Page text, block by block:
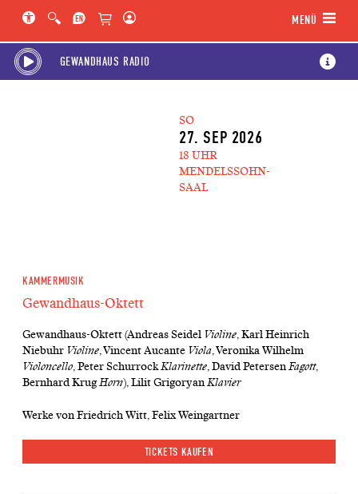
MENÜ
GEWANDHAUS RADIO
SO
27. SEP 2026
18 UHR
MENDELSSOHN-
SAAL
KAMMERMUSIK
Gewandhaus-Oktett
Gewandhaus-Oktett (Andreas Seidel Violine, Karl Heinrich
Niebuhr Violine, Vincent Aucante Viola, Veronika Wilhelm
Violoncello, Peter SchurrockKlarinette, David PetersenFagott,
Bernhard KrugHorn), Lilit GrigoryanKlavier
Werke von Friedrich Witt, Felix Weingartner
TICKETS KAUFEN